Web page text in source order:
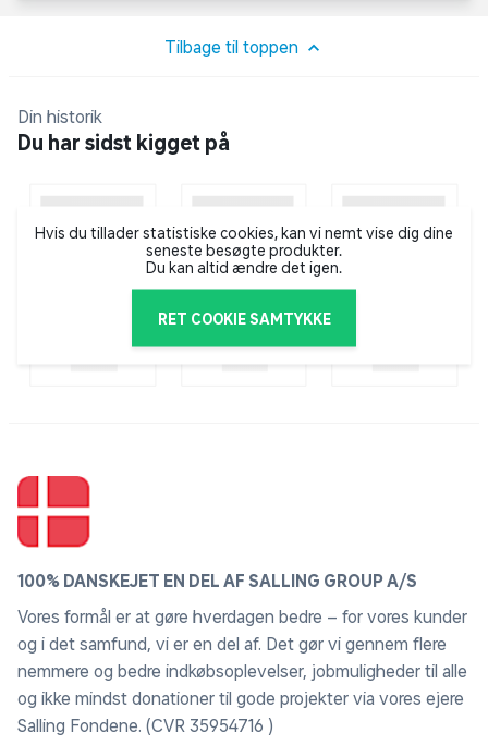
Mens Cairo kæmper for at finde Hamza, må han
ham alt.
Tilbage til toppen
Din historik
Du har sidst kigget på
Hvis du tillader statistiske cookies, kan vi nemt vise dig dine
seneste besøgte produkter.
Du kan altid ændre det igen.
RET COOKIE SAMTYKKE
100% DANSKEJET EN DEL AF SALLING GROUP A/S
Vores formål er at gøre hverdagen bedre – for vores kunder
og i det samfund, vi er en del af. Det gør vi gennem flere
nemmere og bedre indkøbsoplevelser, jobmuligheder til alle
og ikke mindst donationer til gode projekter via vores ejere
Salling Fondene. (CVR 35954716 )